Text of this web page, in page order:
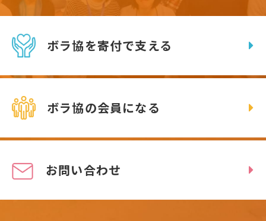
ボラ協を寄付で支える
ボラ協の会員になる
お問い合わせ